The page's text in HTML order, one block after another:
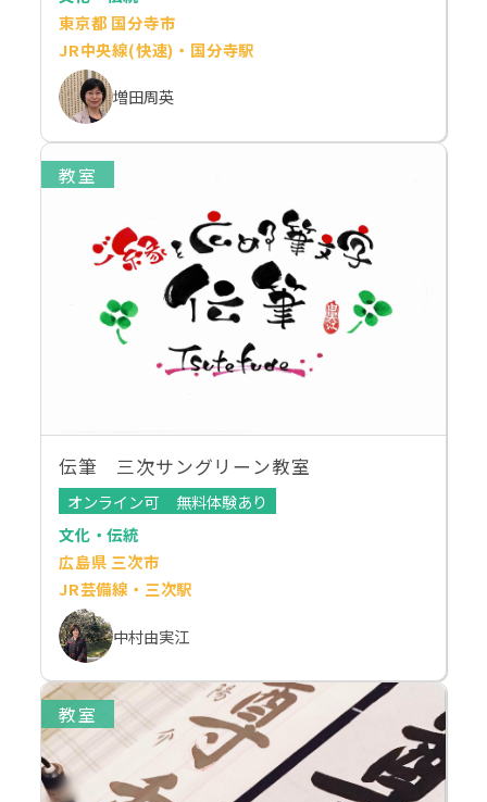
東京都 国分寺市
JR中央線(快速)・国分寺駅
増田周英
教室
伝筆 三次サングリーン教室
オンライン可
無料体験あり
文化・伝統
広島県 三次市
JR芸備線・三次駅
中村由実江
教室